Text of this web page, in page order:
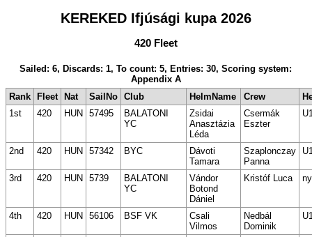
KEREKED Ifjúsági kupa 2026
420 Fleet
Sailed: 6, Discards: 1, To count: 5, Entries: 30, Scoring system:
Appendix A
Rank
Fleet Nat SailNo Club HelmName Crew
1st
420 HUN 57495
BALATONI
YC
Zsidai
Anasztázia
Léda
Csermák
Eszter
2nd 420 HUN 57342 BYC
Dávoti
Tamara
Szaplonczay
Panna
3rd 420 HUN 5739
BALATONI
YC
Vándor
Botond
Dániel
Kristóf Luca
4th 420 HUN 56106 BSF VK
Csali
Vilmos
Nedbál
Dominik